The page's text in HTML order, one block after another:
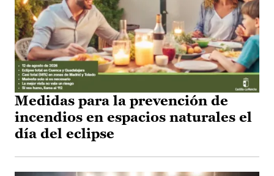
Medidas para la prevención de
incendios en espacios naturales el
día del eclipse